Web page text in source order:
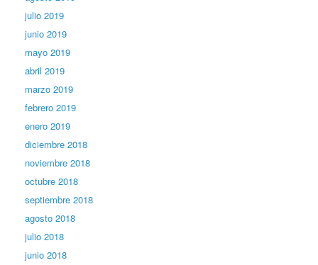
julio 2019
junio 2019
mayo 2019
abril 2019
marzo 2019
febrero 2019
enero 2019
diciembre 2018
noviembre 2018
octubre 2018
septiembre 2018
agosto 2018
julio 2018
junio 2018